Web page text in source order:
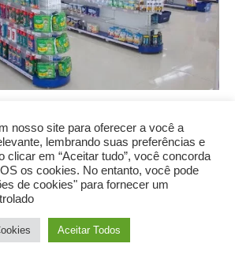
mas quando a atendente da
na nota?”, ou, mais ainda, “Gostaria
ganhar um desconto?”, um alerta
Por trás da aparente boa vontade de
em medicamentos como Ozempic
de coleta de dados que pode te
fato acontece com o seu CPF e, mais
nosso site para oferecer a você a
lembrando suas preferências e
clicar em “Aceitar tudo”, você concorda
os cookies. No entanto, você pode
de cookies" para fornecer um
Aceitar Todos